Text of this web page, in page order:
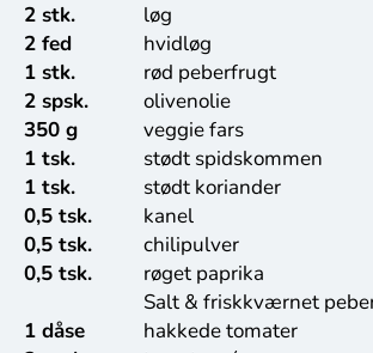
2 stk.
løg
2 fed
hvidløg
1 stk.
rød peberfrugt
2 spsk.
olivenolie
350 g
veggie fars
1 tsk.
stødt spidskommen
1 tsk.
stødt koriander
0,5 tsk.
kanel
0,5 tsk.
chilipulver
0,5 tsk.
røget paprika
Salt & friskkværnet
1 dåse
hakkede tomater